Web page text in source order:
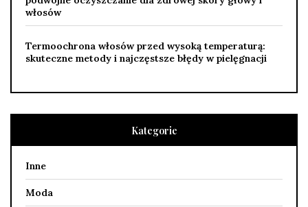
włosów
Termoochrona włosów przed wysoką temperaturą:
skuteczne metody i najczęstsze błędy w pielęgnacji
Kategorie
Inne
Moda